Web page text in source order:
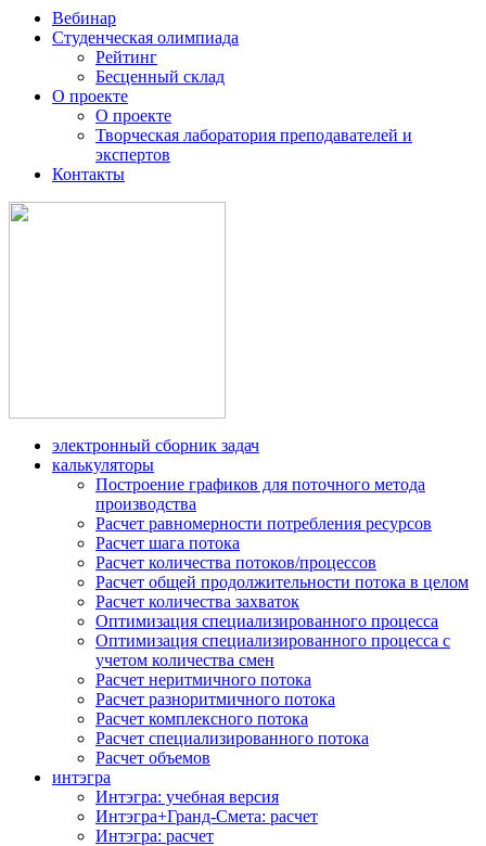
Вебинар
Студенческая олимпиада
Рейтинг
Бесценный склад
О проекте
О проекте
Творческая лаборатория преподавателей и
экспертов
Контакты
электронный сборник задач
калькуляторы
Построение графиков для поточного метода
производства
Расчет равномерности потребления ресурсов
Расчет шага потока
Расчет количества потоков/процессов
Расчет общей продолжительности потока в целом
Расчет количества захваток
Оптимизация специализированного процесса
Оптимизация специализированного процесса с
учетом количества смен
Расчет неритмичного потока
Расчет разноритмичного потока
Расчет комплексного потока
Расчет специализированного потока
Расчет объемов
интэгра
Интэгра: учебная версия
Интэгра+Гранд-Смета: расчет
Интэгра: расчет